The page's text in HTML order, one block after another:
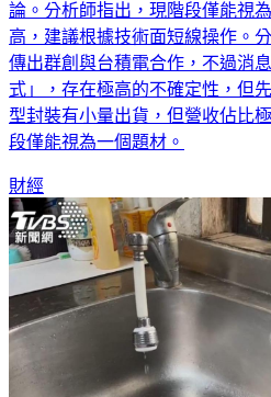
論。分析師指出，現階段僅能視
高，建議根據技術面短線操作。
傳出群創與台積電合作，不過消
式」，存在極高的不確定性，但
型封裝有小量出貨，但營收佔比
段僅能視為一個題材。
財經